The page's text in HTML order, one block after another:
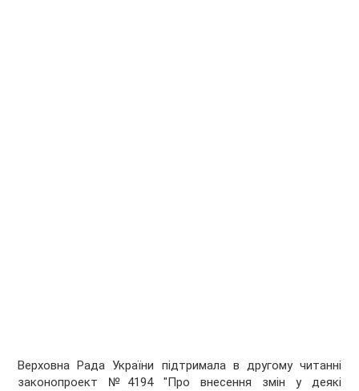
Верховна Рада України підтримала в другому читанні
законопроект №4194 "Про внесення змін у деякі